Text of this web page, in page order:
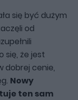
się być dużym
od
się, że jest
dobrej cenie,
Nowy
ten sam